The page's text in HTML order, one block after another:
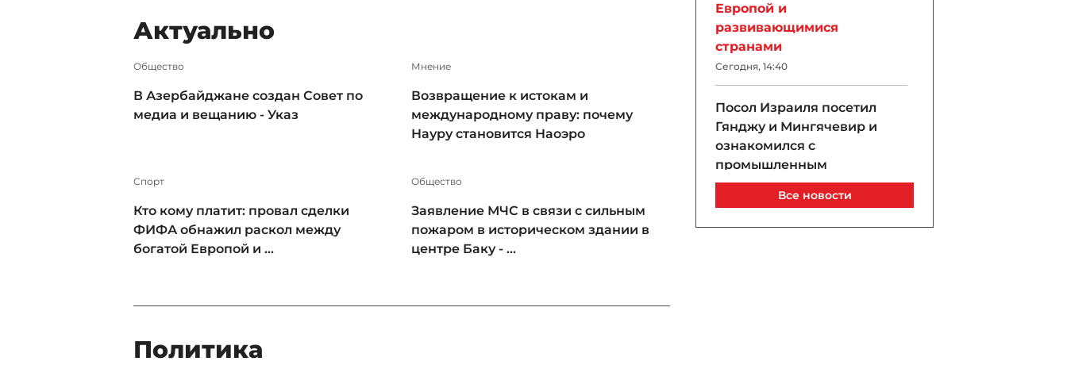
Актуально
Общество
В Азербайджане создан Совет по
медиа и вещанию - Указ
Мнение
Возвращение к истокам и
международному праву: почему
Науру становится Наоэро
Спорт
Кто кому платит: провал сделки
ФИФА обнажил раскол между
богатой Европой и ...
Общество
Заявление МЧС в связи с сильным
пожаром в историческом здании в
центре Баку - ...
Политика
Европой и
развивающимися
странами
Сегодня, 14:40
Посол Израиля посетил
Гянджу и Мингячевир и
ознакомился с
промышленным
потенциалом региона -
Все новости